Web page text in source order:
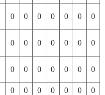
0 0 0 0 0 0 0
0 0 0 0 0 0 0
0 0 0 0 0 0 0
0 0 0 0 0 0
0